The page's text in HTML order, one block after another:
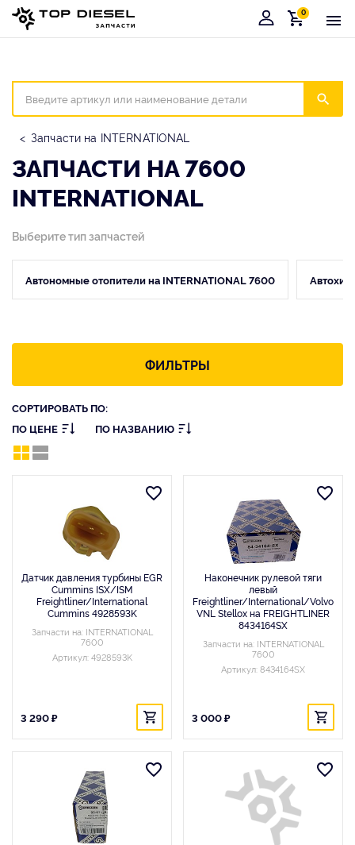
Корзина
0
Запчасти на INTERNATIONAL
ЗАПЧАСТИ НА 7600
INTERNATIONAL
Выберите тип запчастей
Автономные отопители на INTERNATIONAL 7600
ФИЛЬТРЫ
СОРТИРОВАТЬ ПО:
ПО ЦЕНЕ
ПО НАЗВАНИЮ
Датчик давления турбины EGR
Cummins ISX/ISM
Freightliner/International
Cummins 4928593K
Запчасти на: INTERNATIONAL
7600
Артикул: 4928593K
3 290 ₽
Наконечник рулевой тяги
левый
Freightliner/International/Volvo
VNL Stellox на FREIGHTLINER
8434164SX
Запчасти на: INTERNATIONAL
7600
Артикул: 8434164SX
3 000 ₽